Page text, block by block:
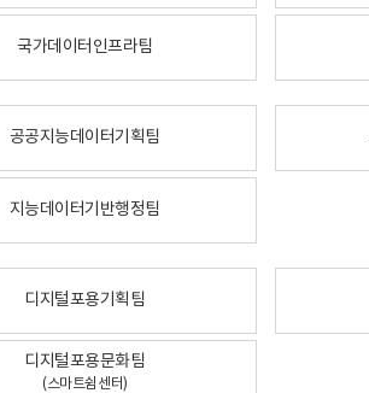
국가데이터인프라팀
공공지능데이터기획팀
지능데이터기반행정팀
디지털포용기획팀
디지털포용문화팀
(스마트쉼센터)